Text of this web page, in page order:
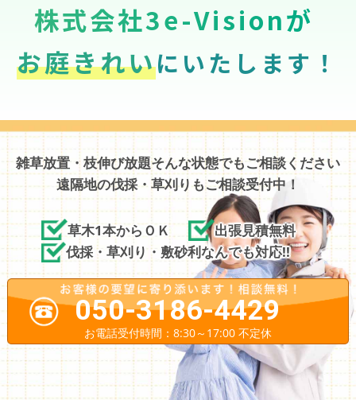
株式会社3e-Visionが
お庭きれいにいたします！
雑草放置・枝伸び放題そんな状態でもご相談ください
遠隔地の伐採・草刈りもご相談受付中！
草木1本からＯＫ
出張見積無料
伐採・草刈り・敷砂利なんでも対応!!
050-3186-4429
お電話受付時間：8:30～17:00 不定休